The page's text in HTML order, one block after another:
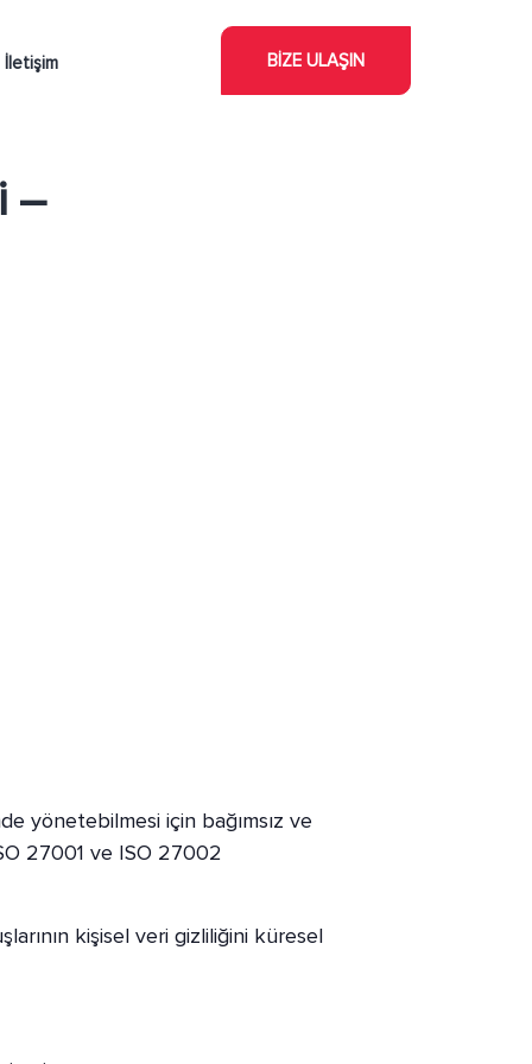
İletişim BİZE ULAŞIN
–
yönetebilmesi için bağımsız ve
27001 ve ISO 27002
kişisel veri gizliliğini küresel